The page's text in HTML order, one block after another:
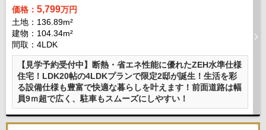
価格： 5,799万円
土地：136.89m²
建物：104.34m²
間取：4LDK
【見学予約受付中】断熱・省エネ性能に優れたZEH水準仕様
住宅！LDK20帖の4LDKプランで限定2邸が誕生！生活を彩
る設備仕様も豊富で快適な暮らしを叶えます！前面道路は幅
員9ｍ超で広く、駐車もスムーズにしやすい！